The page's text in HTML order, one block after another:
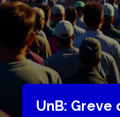
UnB: Greve